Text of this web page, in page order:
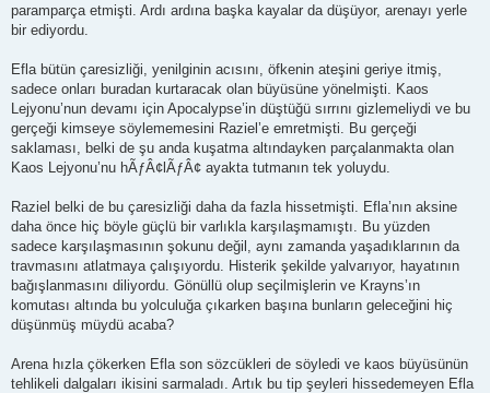
paramparça etmişti. Ardı ardına başka kayalar da düşüyor, arenayı yerle
bir ediyordu.
Efla bütün çaresizliği, yenilginin acısını, öfkenin ateşini geriye itmiş,
sadece onları buradan kurtaracak olan büyüsüne yönelmişti. Kaos
Lejyonu’nun devamı için Apocalypse’in düştüğü sırrını gizlemeliydi ve bu
gerçeği kimseye söylememesini Raziel’e emretmişti. Bu gerçeği
saklaması, belki de şu anda kuşatma altındayken parçalanmakta olan
Kaos Lejyonu’nu hÃƒÂ¢lÃƒÂ¢ ayakta tutmanın tek yoluydu.
Raziel belki de bu çaresizliği daha da fazla hissetmişti. Efla’nın aksine
daha önce hiç böyle güçlü bir varlıkla karşılaşmamıştı. Bu yüzden
sadece karşılaşmasının şokunu değil, aynı zamanda yaşadıklarının da
travmasını atlatmaya çalışıyordu. Histerik şekilde yalvarıyor, hayatının
bağışlanmasını diliyordu. Gönüllü olup seçilmişlerin ve Krayns’ın
komutası altında bu yolculuğa çıkarken başına bunların geleceğini hiç
düşünmüş müydü acaba?
Arena hızla çökerken Efla son sözcükleri de söyledi ve kaos büyüsünün
tehlikeli dalgaları ikisini sarmaladı. Artık bu tip şeyleri hissedemeyen Efla